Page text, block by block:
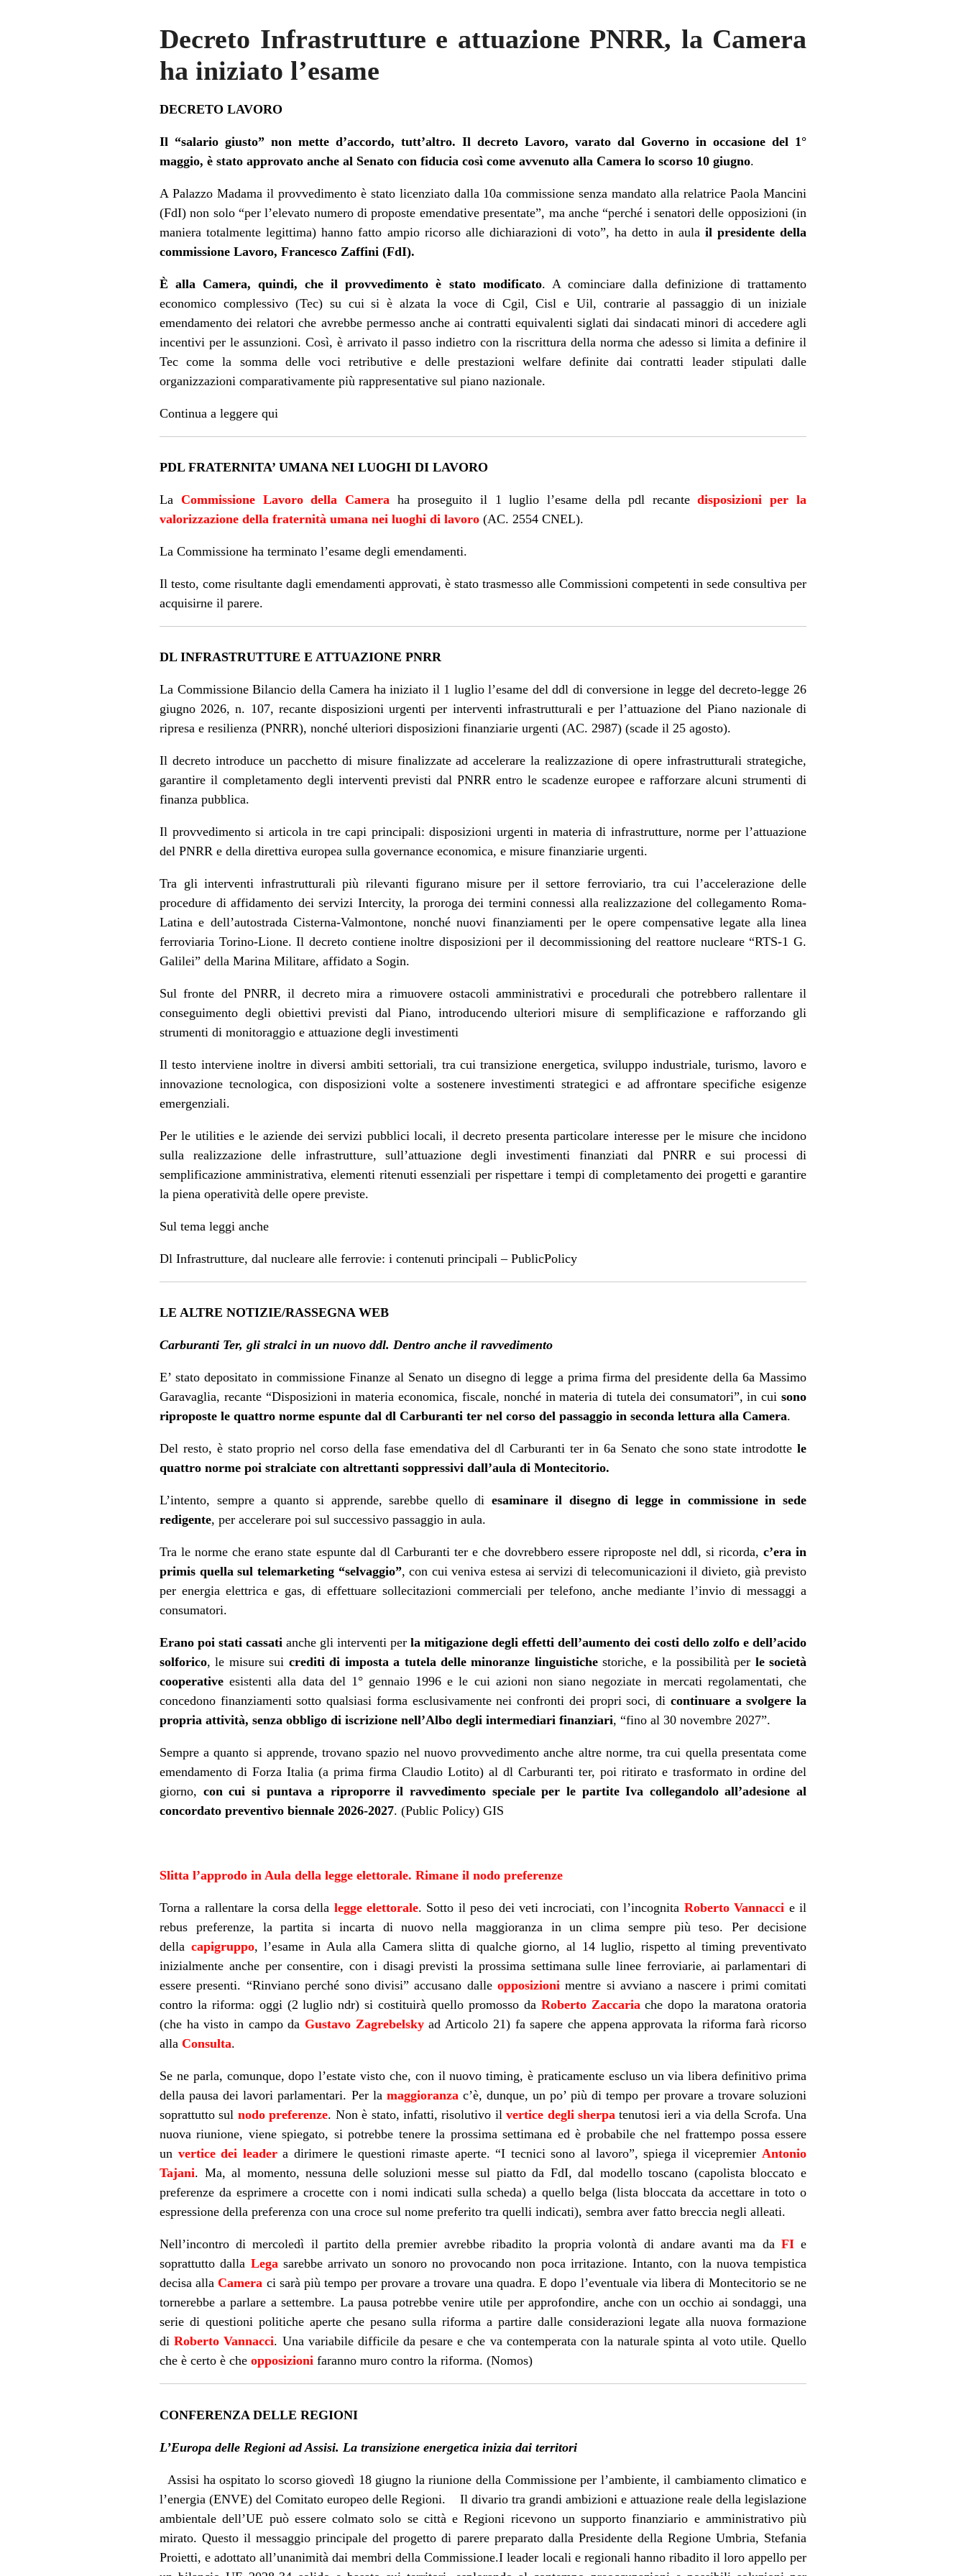
Decreto Infrastrutture e attuazione PNRR, la Camera
ha iniziato l’esame
DECRETO LAVORO
Il “salario giusto” non mette d’accordo, tutt’altro. Il decreto Lavoro, varato dal Governo in occasione del 1°
maggio, è stato approvato anche al Senato con fiducia così come avvenuto alla Camera lo scorso 10 giugno.
A Palazzo Madama il provvedimento è stato licenziato dalla 10a commissione senza mandato alla relatrice Paola Mancini
(FdI) non solo “per l’elevato numero di proposte emendative presentate”, ma anche “perché i senatori delle opposizioni (in
maniera totalmente legittima) hanno fatto ampio ricorso alle dichiarazioni di voto”, ha detto in aula il presidente della
commissione Lavoro, Francesco Zaffini (FdI).
È alla Camera, quindi, che il provvedimento è stato modificato. A cominciare dalla definizione di trattamento
economico complessivo (Tec) su cui si è alzata la voce di Cgil, Cisl e Uil, contrarie al passaggio di un iniziale
emendamento dei relatori che avrebbe permesso anche ai contratti equivalenti siglati dai sindacati minori di accedere agli
incentivi per le assunzioni. Così, è arrivato il passo indietro con la riscrittura della norma che adesso si limita a definire il
Tec come la somma delle voci retributive e delle prestazioni welfare definite dai contratti leader stipulati dalle
organizzazioni comparativamente più rappresentative sul piano nazionale.
Continua a leggere qui
PDL FRATERNITA’ UMANA NEI LUOGHI DI LAVORO
La Commissione Lavoro della Camera ha proseguito il 1 luglio l’esame della pdl recantedisposizioni per la
valorizzazione della fraternità umana nei luoghi di lavoro (AC. 2554 CNEL).
La Commissione ha terminato l’esame degli emendamenti.
Il testo, come risultante dagli emendamenti approvati, è stato trasmesso alle Commissioni competenti in sede consultiva per
acquisirne il parere.
DL INFRASTRUTTURE E ATTUAZIONE PNRR
La Commissione Bilancio della Camera ha iniziato il 1 luglio l’esame delddl di conversione in legge del decreto-legge 26
giugno 2026, n. 107, recante disposizioni urgenti per interventi infrastrutturali e per l’attuazione del Piano nazionale di
ripresa e resilienza (PNRR), nonché ulteriori disposizioni finanziarie urgenti (AC. 2987) (scade il 25 agosto).
Il decreto introduce un pacchetto di misure finalizzate ad accelerare la realizzazione di opere infrastrutturali strategiche,
garantire il completamento degli interventi previsti dal PNRR entro le scadenze europee e rafforzare alcuni strumenti di
finanza pubblica.
Il provvedimento si articola in tre capi principali: disposizioni urgenti in materia di infrastrutture, norme per l’attuazione
del PNRR e della direttiva europea sulla governance economica, e misure finanziarie urgenti.
Tra gli interventi infrastrutturali più rilevanti figurano misure per il settore ferroviario, tra cui l’accelerazione delle
procedure di affidamento dei servizi Intercity, la proroga dei termini connessi alla realizzazione del collegamento Roma-
Latina e dell’autostrada Cisterna-Valmontone, nonché nuovi finanziamenti per le opere compensative legate alla linea
ferroviaria Torino-Lione. Il decreto contiene inoltre disposizioni per il decommissioning del reattore nucleare “RTS-1 G.
Galilei” della Marina Militare, affidato a Sogin.
Sul fronte del PNRR, il decreto mira a rimuovere ostacoli amministrativi e procedurali che potrebbero rallentare il
conseguimento degli obiettivi previsti dal Piano, introducendo ulteriori misure di semplificazione e rafforzando gli
strumenti di monitoraggio e attuazione degli investimenti
Il testo interviene inoltre in diversi ambiti settoriali, tra cui transizione energetica, sviluppo industriale, turismo, lavoro e
innovazione tecnologica, con disposizioni volte a sostenere investimenti strategici e ad affrontare specifiche esigenze
emergenziali.
Per le utilities e le aziende dei servizi pubblici locali, il decreto presenta particolare interesse per le misure che incidono
sulla realizzazione delle infrastrutture, sull’attuazione degli investimenti finanziati dal PNRR e sui processi di
semplificazione amministrativa, elementi ritenuti essenziali per rispettare i tempi di completamento dei progetti e garantire
la piena operatività delle opere previste.
Sul tema leggi anche
Dl Infrastrutture, dal nucleare alle ferrovie: i contenuti principali – PublicPolicy
LE ALTRE NOTIZIE/RASSEGNA WEB
Carburanti Ter, gli stralci in un nuovo ddl. Dentro anche il ravvedimento
E’ stato depositato in commissione Finanze al Senato un disegno di legge a prima firma del presidente della 6a Massimo
Garavaglia, recante “Disposizioni in materia economica, fiscale, nonché in materia di tutela dei consumatori”, in cui sono
riproposte le quattro norme espunte dal dl Carburanti ter nel corso del passaggio in seconda lettura alla Camera.
Del resto, è stato proprio nel corso della fase emendativa del dl Carburanti ter in 6a Senato che sono state introdotte le
quattro norme poi stralciate con altrettanti soppressivi dall’aula di Montecitorio.
L’intento, sempre a quanto si apprende, sarebbe quello di esaminare il disegno di legge in commissione in sede
redigente, per accelerare poi sul successivo passaggio in aula.
Tra le norme che erano state espunte dal dl Carburanti ter e che dovrebbero essere riproposte nel ddl, si ricorda, c’era in
primis quella sul telemarketing “selvaggio”, con cui veniva estesa ai servizi di telecomunicazioni il divieto, già previsto
per energia elettrica e gas, di effettuare sollecitazioni commerciali per telefono, anche mediante l’invio di messaggi a
consumatori.
Erano poi stati cassati anche gli interventi per la mitigazione degli effetti dell’aumento dei costi dello zolfo e dell’acido
solforico, le misure sui crediti di imposta a tutela delle minoranze linguistichestoriche, e la possibilità per le società
cooperative esistenti alla data del 1° gennaio 1996 e le cui azioni non siano negoziate in mercati regolamentati, che
concedono finanziamenti sotto qualsiasi forma esclusivamente nei confronti dei propri soci, di continuare a svolgere la
propria attività, senza obbligo di iscrizione nell’Albo degli intermediari finanziari, “fino al 30 novembre 2027”.
Sempre a quanto si apprende, trovano spazio nel nuovo provvedimento anche altre norme, tra cui quella presentata come
emendamento di Forza Italia (a prima firma Claudio Lotito) al dl Carburanti ter, poi ritirato e trasformato in ordine del
giorno, con cui si puntava a riproporre il ravvedimento speciale per le partite Iva collegandolo all’adesione al
concordato preventivo biennale 2026-2027. (Public Policy) GIS
Slitta l’approdo in Aula della legge elettorale. Rimane il nodo preferenze
Torna a rallentare la corsa della legge elettorale. Sotto il peso dei veti incrociati, con l’incognita Roberto Vannacci e il
rebus preferenze, la partita si incarta di nuovo nella maggioranza in un clima sempre più teso. Per decisione
della capigruppo, l’esame in Aula alla Camera slitta di qualche giorno, al 14 luglio, rispetto al timing preventivato
inizialmente anche per consentire, con i disagi previsti la prossima settimana sulle linee ferroviarie, ai parlamentari di
essere presenti. “Rinviano perché sono divisi” accusano dalle opposizioni mentre si avviano a nascere i primi comitati
contro la riforma: oggi (2 luglio ndr) si costituirà quello promosso da Roberto Zaccariache dopo la maratona oratoria
(che ha visto in campo da Gustavo Zagrebelskyad Articolo 21) fa sapere che appena approvata la riforma farà ricorso
alla Consulta.
Se ne parla, comunque, dopo l’estate visto che, con il nuovo timing, è praticamente escluso un via libera definitivo prima
della pausa dei lavori parlamentari. Per la maggioranzac’è, dunque, un po’ più di tempo per provare a trovare soluzioni
soprattutto sul nodo preferenze. Non è stato, infatti, risolutivo ilvertice degli sherpa tenutosi ieri a via della Scrofa. Una
nuova riunione, viene spiegato, si potrebbe tenere la prossima settimana ed è probabile che nel frattempo possa essere
un vertice dei leadera dirimere le questioni rimaste aperte. “I tecnici sono al lavoro”, spiega il vicepremierAntonio
Tajani. Ma, al momento, nessuna delle soluzioni messe sul piatto da FdI, dal modello toscano (capolista bloccato e
preferenze da esprimere a crocette con i nomi indicati sulla scheda) a quello belga (lista bloccata da accettare in toto o
espressione della preferenza con una croce sul nome preferito tra quelli indicati), sembra aver fatto breccia negli alleati.
Nell’incontro di mercoledì il partito della premier avrebbe ribadito la propria volontà di andare avanti ma da FIe
soprattutto dalla Legasarebbe arrivato un sonoro no provocando non poca irritazione. Intanto, con la nuova tempistica
decisa allaCamera ci sarà più tempo per provare a trovare una quadra. E dopo l’eventuale via libera di Montecitorio se ne
tornerebbe a parlare a settembre. La pausa potrebbe venire utile per approfondire, anche con un occhio ai sondaggi, una
serie di questioni politiche aperte che pesano sulla riforma a partire dalle considerazioni legate alla nuova formazione
diRoberto Vannacci. Una variabile difficile da pesare e che va contemperata con la naturale spinta al voto utile. Quello
che è certo è che opposizioni faranno muro contro la riforma. (Nomos)
CONFERENZA DELLE REGIONI
L’Europa delle Regioni ad Assisi. La transizione energetica inizia dai territori
Assisi ha ospitato lo scorso giovedì 18 giugno la riunione della Commissione per l’ambiente, il cambiamento climatico e
l’energia (ENVE) del Comitato europeo delle Regioni. Il divario tra grandi ambizioni e attuazione reale della legislazione
ambientale dell’UE può essere colmato solo se città e Regioni ricevono un supporto finanziario e amministrativo più
mirato. Questo il messaggio principale del progetto di parere preparato dalla Presidente della Regione Umbria, Stefania
Proietti, e adottato all’unanimità dai membri dellaCommissione.I leader locali e regionali hanno ribadito il loro appello per